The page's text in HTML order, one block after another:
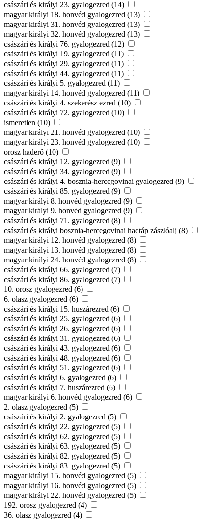
császári és királyi 23. gyalogezred (14)
magyar királyi 18. honvéd gyalogezred (13)
magyar királyi 31. honvéd gyalogezred (13)
magyar királyi 32. honvéd gyalogezred (13)
császári és királyi 76. gyalogezred (12)
császári és királyi 19. gyalogezred (11)
császári és királyi 29. gyalogezred (11)
császári és királyi 44. gyalogezred (11)
császári és királyi 5. gyalogezred (11)
magyar királyi 14. honvéd gyalogezred (11)
császári és királyi 4. szekerész ezred (10)
császári és királyi 72. gyalogezred (10)
ismeretlen (10)
magyar királyi 21. honvéd gyalogezred (10)
magyar királyi 23. honvéd gyalogezred (10)
orosz haderő (10)
császári és királyi 12. gyalogezred (9)
császári és királyi 34. gyalogezred (9)
császári és királyi 4. bosznia-hercegovinai gyalogezred (9)
császári és királyi 85. gyalogezred (9)
magyar királyi 8. honvéd gyalogezred (9)
magyar királyi 9. honvéd gyalogezred (9)
császári és királyi 71. gyalogezred (8)
császári és királyi bosznia-hercegovinai hadtáp zászlóalj (8)
magyar királyi 12. honvéd gyalogezred (8)
magyar királyi 13. honvéd gyalogezred (8)
magyar királyi 24. honvéd gyalogezred (8)
császári és királyi 66. gyalogezred (7)
császári és királyi 86. gyalogezred (7)
10. orosz gyalogezred (6)
6. olasz gyalogezred (6)
császári és királyi 15. huszárezred (6)
császári és királyi 25. gyalogezred (6)
császári és királyi 26. gyalogezred (6)
császári és királyi 31. gyalogezred (6)
császári és királyi 43. gyalogezred (6)
császári és királyi 48. gyalogezred (6)
császári és királyi 51. gyalogezred (6)
császári és királyi 6. gyalogezred (6)
császári és királyi 7. huszárezred (6)
magyar királyi 6. honvéd gyalogezred (6)
2. olasz gyalogezred (5)
császári és királyi 2. gyalogezred (5)
császári és királyi 22. gyalogezred (5)
császári és királyi 62. gyalogezred (5)
császári és királyi 63. gyalogezred (5)
császári és királyi 82. gyalogezred (5)
császári és királyi 83. gyalogezred (5)
magyar királyi 15. honvéd gyalogezred (5)
magyar királyi 16. honvéd gyalogezred (5)
magyar királyi 22. honvéd gyalogezred (5)
192. orosz gyalogezred (4)
36. olasz gyalogezred (4)